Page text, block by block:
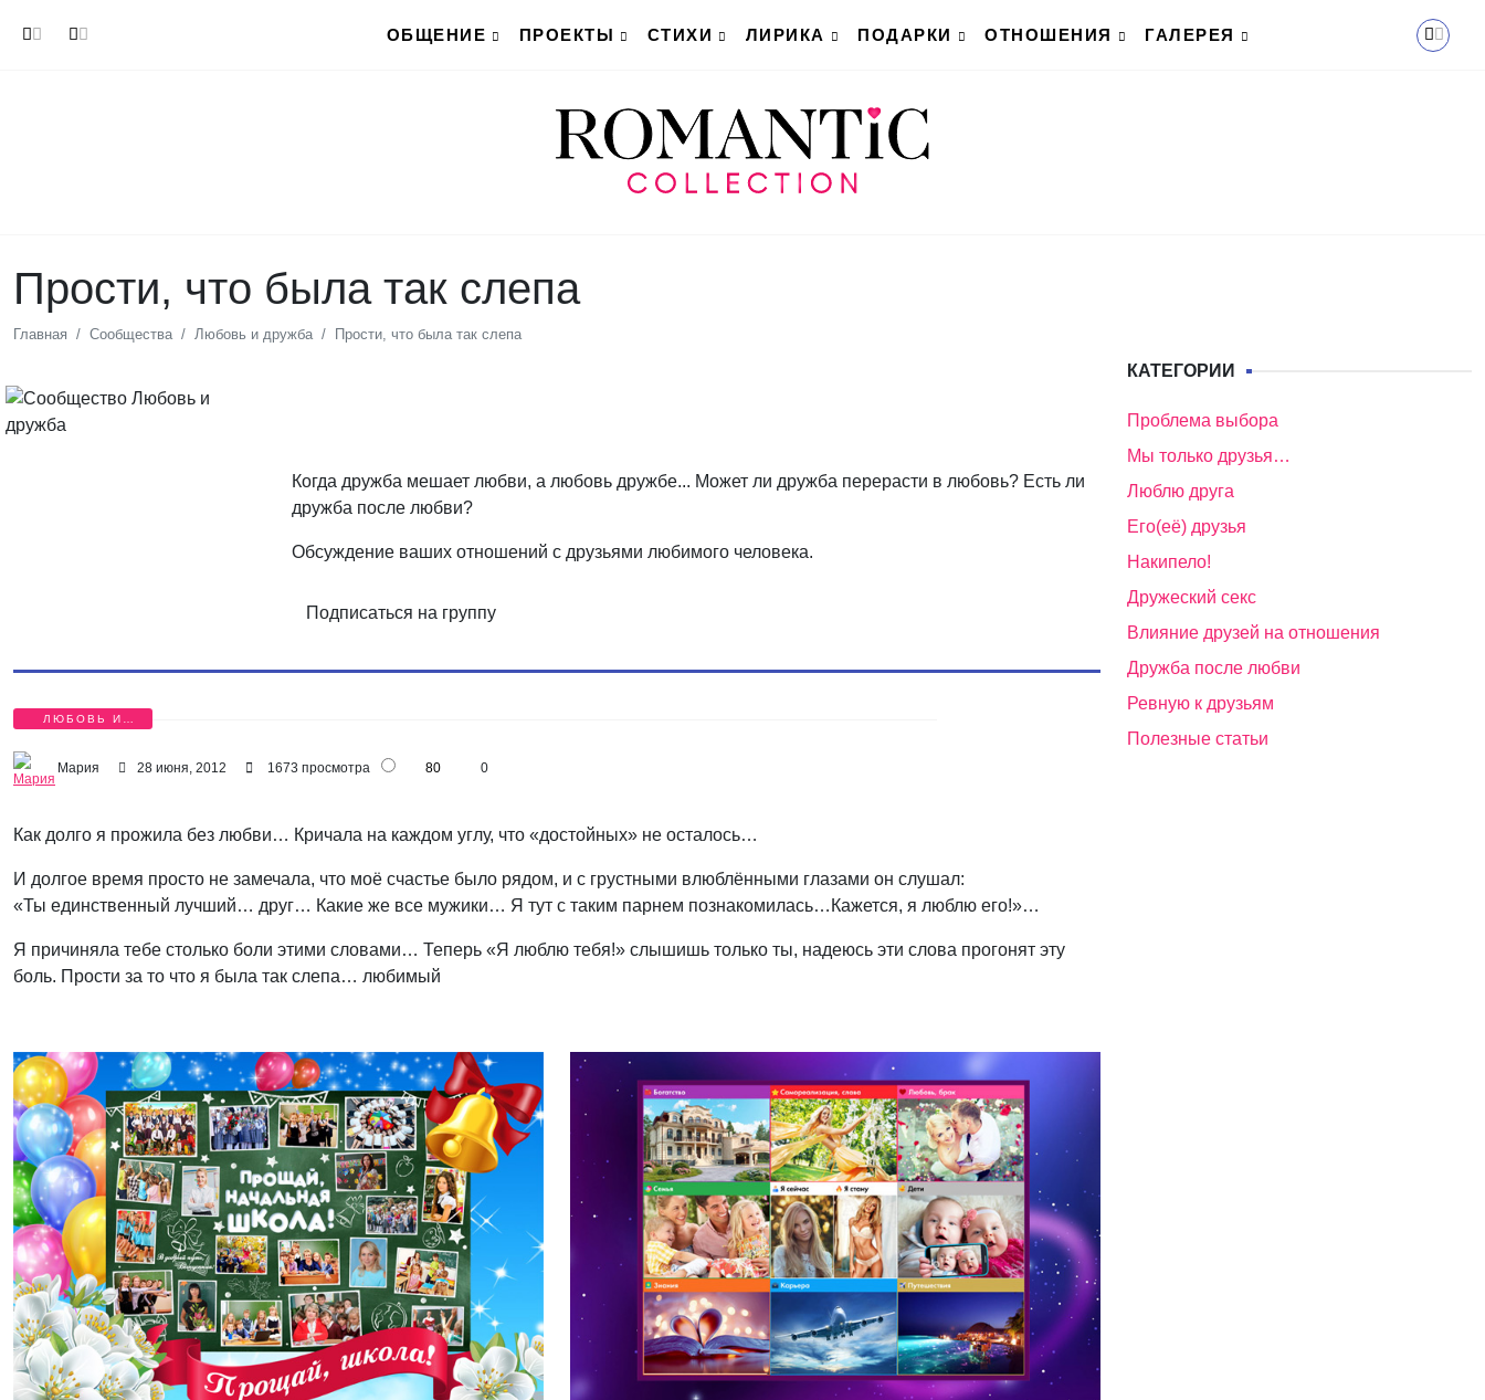
ОБЩЕНИЕ
ПРОЕКТЫ СТИХИ ЛИРИКА ПОДАРКИ ОТНОШЕНИЯ ГАЛЕРЕЯ
Прости, что была так слепа
Главная Сообщества Любовь и дружба Прости, что была так слепа
Когда дружба мешает любви, а любовь дружбе... Может ли дружба перерасти в любовь? Есть ли
дружба после любви?
Обсуждение ваших отношений с друзьями любимого человека.
Подписаться на группу
ЛЮБОВЬ И
Мария 28 июня, 2012 1673 просмотра 80 0
Как долго я прожила без любви… Кричала на каждом углу, что «достойных» не осталось…
И долгое время просто не замечала, что моё счастье было рядом, и с грустными влюблёнными глазами он слушал:
«Ты единственный лучший… друг… Какие же все мужики… Я тут с таким парнем познакомилась… Кажется, я люблю его!»…
Я причиняла тебе столько боли этими словами… Теперь «Я люблю тебя!» слышишь только ты, надеюсь эти слова прогонят эту
боль. Прости за то что я была так слепа… любимый
КАТЕГОРИИ
Проблема выбора
Мы только друзья…
Люблю друга
Его(её) друзья
Накипело!
Дружеский секс
Влияние друзей на отношения
Дружба после любви
Ревную к друзьям
Полезные статьи